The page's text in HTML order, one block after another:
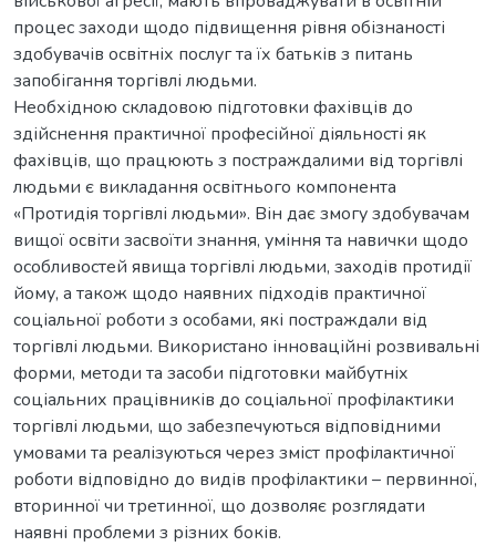
процес заходи щодо підвищення рівня обізнаності
здобувачів освітніх послуг та їх батьків з питань
запобігання торгівлі людьми.
Необхідною складовою підготовки фахівців до
здійснення практичної професійної діяльності як
фахівців, що працюють з постраждалими від торгівлі
людьми є викладання освітнього компонента
«Протидія торгівлі людьми». Він дає змогу здобувачам
вищої освіти засвоїти знання, уміння та навички щодо
особливостей явища торгівлі людьми, заходів протидії
йому, а також щодо наявних підходів практичної
соціальної роботи з особами, які постраждали від
торгівлі людьми. Використано інноваційні розвивальні
форми, методи та засоби підготовки майбутніх
соціальних працівників до соціальної профілактики
торгівлі людьми, що забезпечуються відповідними
умовами та реалізуються через зміст профілактичної
роботи відповідно до видів профілактики – первинної,
вторинної чи третинної, що дозволяє розглядати
наявні проблеми з різних боків.